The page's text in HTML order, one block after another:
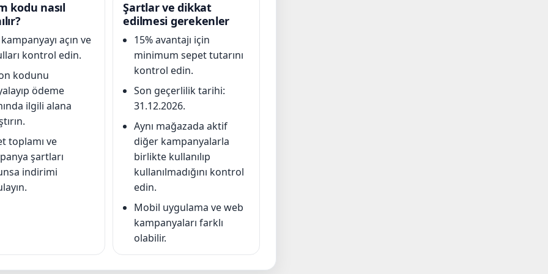
kodu nasıl
açın ve
kontrol edin.
kodunu
ödeme
ilgili alana
toplamı ve
şartları
indirimi
Şartlar ve dikkat
edilmesi gerekenler
15% avantajı için
minimum sepet tutarını
kontrol edin.
Son geçerlilik tarihi:
31.12.2026.
Aynı mağazada aktif
diğer kampanyalarla
birlikte kullanılıp
kullanılmadığını kontrol
edin.
Mobil uygulama ve web
kampanyaları farklı
olabilir.